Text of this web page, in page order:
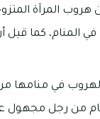
المرآة
المنام، كما
الهروب في
من رجل